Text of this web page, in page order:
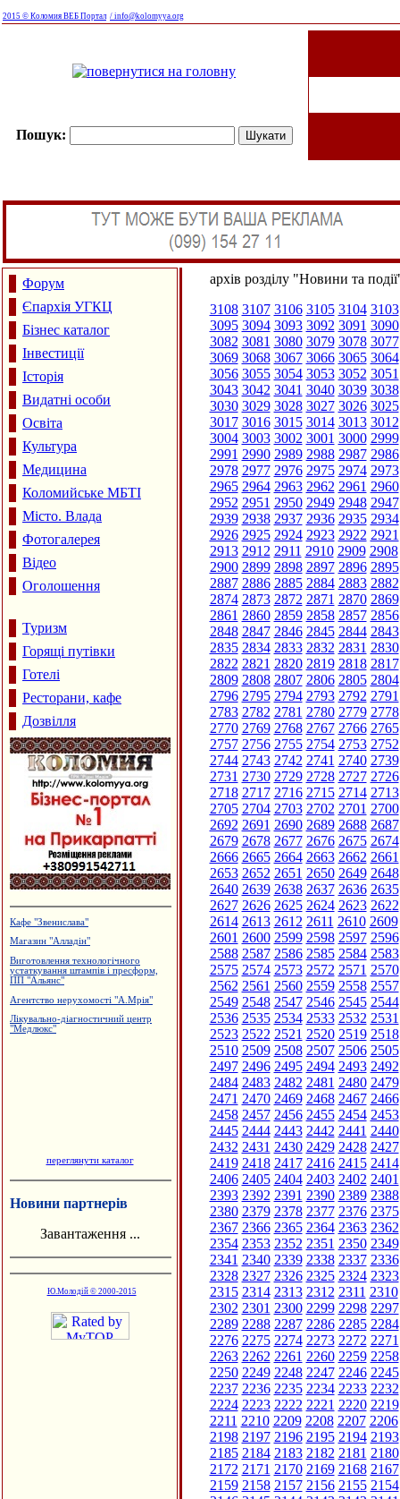
2015 © Коломия ВЕБ Портал / info@kolomyya.org
Пошук:
Форум
Єпархія УГКЦ
Бізнес каталог
Інвестиції
Історія
Видатні особи
Освіта
Культура
Медицина
Коломийське МБТІ
Місто. Влада
Фотогалерея
Відео
Оголошення
Туризм
Горящі путівки
Готелі
Ресторани, кафе
Дозвілля
Кафе "Звенислава"
Магазин "Алладін"
Виготовлення технологічного
устаткування штампів і пресформ,
ПП "Альянс"
Агентство нерухомості "А.Мрія"
Лікувально-діагностичний центр
"Медлюкс"
переглянути каталог
Новини партнерів
Завантаження ...
Ю.Молодій © 2000-2015
архів розділу "Новини та
3108 3107 3106 3105 3104 3103
3095 3094 3093 3092 3091 3090
3082 3081 3080 3079 3078 3077
3069 3068 3067 3066 3065 3064
3056 3055 3054 3053 3052 3051
3043 3042 3041 3040 3039 3038
3030 3029 3028 3027 3026 3025
3017 3016 3015 3014 3013 3012
3004 3003 3002 3001 3000 2999
2991 2990 2989 2988 2987 2986
2978 2977 2976 2975 2974 2973
2965 2964 2963 2962 2961 2960
2952 2951 2950 2949 2948 2947
2939 2938 2937 2936 2935 2934
2926 2925 2924 2923 2922 2921
2913 2912 2911 2910 2909 2908
2900 2899 2898 2897 2896 2895
2887 2886 2885 2884 2883 2882
2874 2873 2872 2871 2870 2869
2861 2860 2859 2858 2857 2856
2848 2847 2846 2845 2844 2843
2835 2834 2833 2832 2831 2830
2822 2821 2820 2819 2818 2817
2809 2808 2807 2806 2805 2804
2796 2795 2794 2793 2792 2791
2783 2782 2781 2780 2779 2778
2770 2769 2768 2767 2766 2765
2757 2756 2755 2754 2753 2752
2744 2743 2742 2741 2740 2739
2731 2730 2729 2728 2727 2726
2718 2717 2716 2715 2714 2713
2705 2704 2703 2702 2701 2700
2692 2691 2690 2689 2688 2687
2679 2678 2677 2676 2675 2674
2666 2665 2664 2663 2662 2661
2653 2652 2651 2650 2649 2648
2640 2639 2638 2637 2636 2635
2627 2626 2625 2624 2623 2622
2614 2613 2612 2611 2610 2609
2601 2600 2599 2598 2597 2596
2588 2587 2586 2585 2584 2583
2575 2574 2573 2572 2571 2570
2562 2561 2560 2559 2558 2557
2549 2548 2547 2546 2545 2544
2536 2535 2534 2533 2532 2531
2523 2522 2521 2520 2519 2518
2510 2509 2508 2507 2506 2505
2497 2496 2495 2494 2493 2492
2484 2483 2482 2481 2480 2479
2471 2470 2469 2468 2467 2466
2458 2457 2456 2455 2454 2453
2445 2444 2443 2442 2441 2440
2432 2431 2430 2429 2428 2427
2419 2418 2417 2416 2415 2414
2406 2405 2404 2403 2402 2401
2393 2392 2391 2390 2389 2388
2380 2379 2378 2377 2376 2375
2367 2366 2365 2364 2363 2362
2354 2353 2352 2351 2350 2349
2341 2340 2339 2338 2337 2336
2328 2327 2326 2325 2324 2323
2315 2314 2313 2312 2311 2310
2302 2301 2300 2299 2298 2297
2289 2288 2287 2286 2285 2284
2276 2275 2274 2273 2272 2271
2263 2262 2261 2260 2259 2258
2250 2249 2248 2247 2246 2245
2237 2236 2235 2234 2233 2232
2224 2223 2222 2221 2220 2219
2211 2210 2209 2208 2207 2206
2198 2197 2196 2195 2194 2193
2185 2184 2183 2182 2181 2180
2172 2171 2170 2169 2168 2167
2159 2158 2157 2156 2155 2154